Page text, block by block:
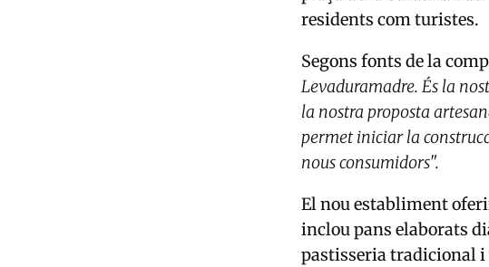
residents com turistes.
Segons fonts de la
Levaduramadre. És la
la nostra proposta
permet iniciar la
nous consumidors".
El nou establiment
inclou pans elaborats
pastisseria tradicional i